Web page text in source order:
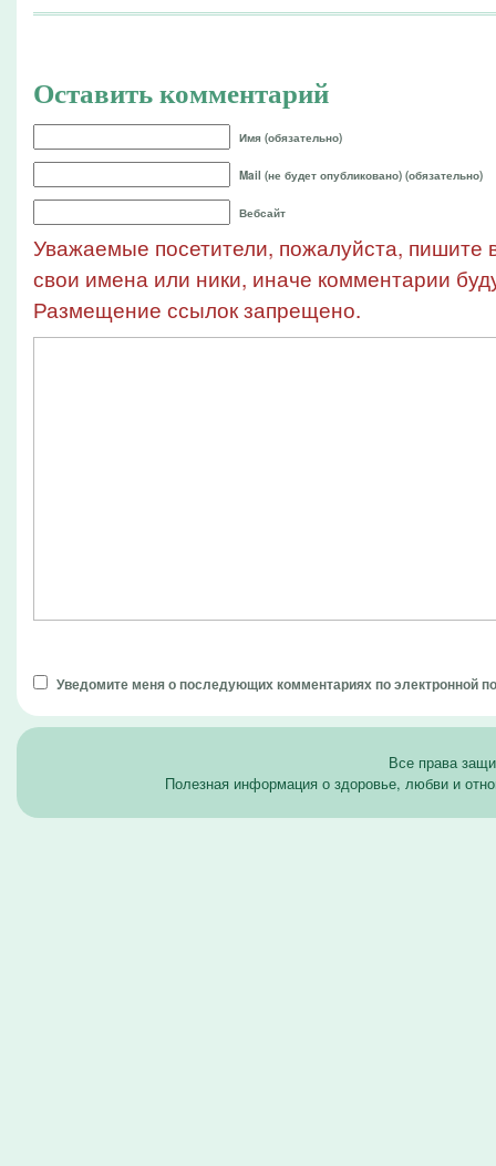
Оставить комментарий
Имя (обязательно)
Mail (не будет опубликовано) (обязательно)
Вебсайт
Уважаемые посетители, пожалуйста, пишите
свои имена или ники, иначе комментарии
Размещение ссылок запрещено.
Уведомите меня о последующих комментариях по электронной
Все права
Полезная информация о здоровье, любви и